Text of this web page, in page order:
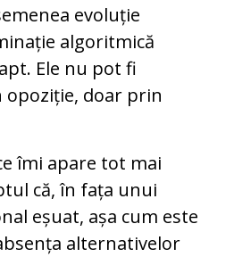
evoluție
algoritmică
Ele nu pot fi
doar prin
îmi apare tot mai
că, în fața unui
eșuat, așa cum este
alternativelor